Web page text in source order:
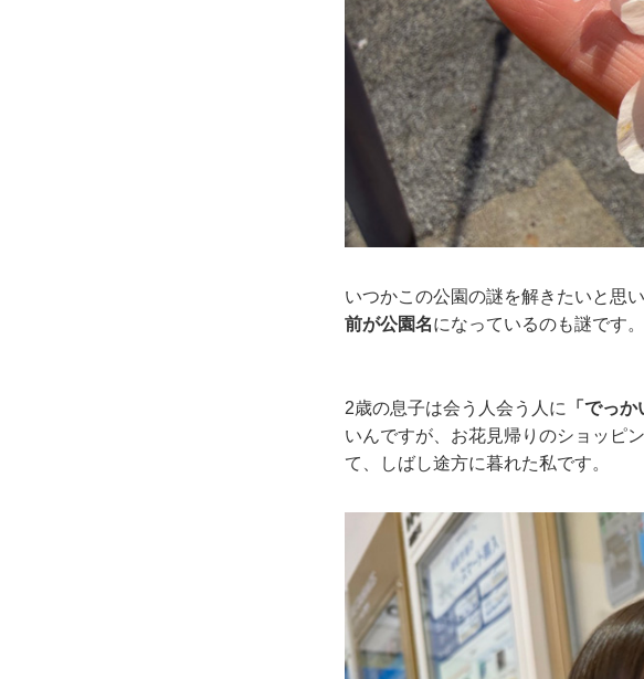
いつかこの公園の謎を解きたいと思
前が公園名になっているのも謎です。
2歳の息子は会う人会う人に 「でっ
いんですが、お花見帰りのショッピ
て、しばし途方に暮れた私です。